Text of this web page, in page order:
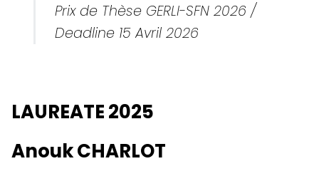
Prix de Thèse GERLI-SFN 2026 /
Deadline 15 Avril 2026
LAUREATE 2025
Anouk CHARLOT